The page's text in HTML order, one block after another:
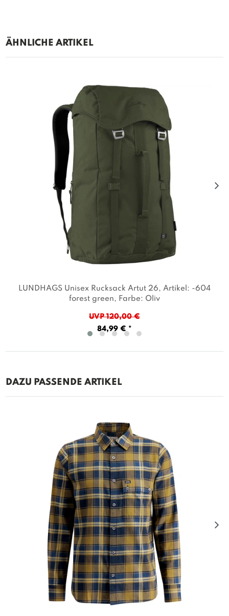
ÄHNLICHE ARTIKEL
LUNDHAGS Unisex Rucksack Artut 26, Artikel: -604
forest green, Farbe: Oliv
UVP 120,00 €
84,99 € *
DAZU PASSENDE ARTIKEL